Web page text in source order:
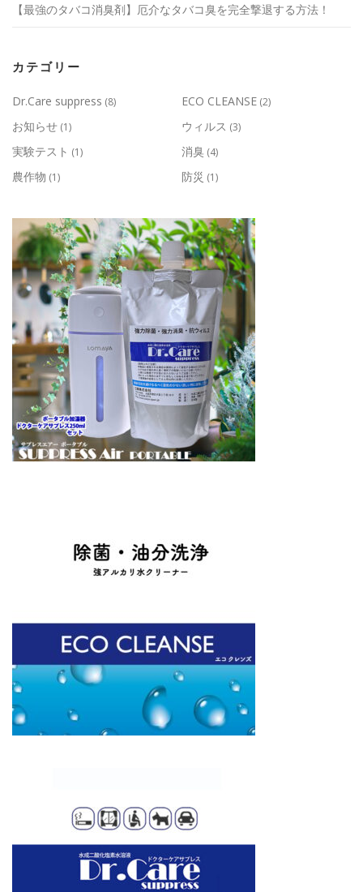
【最強のタバコ消臭剤】厄介なタバコ臭を完全撃退する方法！
カテゴリー
Dr.Care suppress (8) ECO CLEANSE (2)
お知らせ (1) ウィルス (3)
実験テスト (1) 消臭 (4)
農作物 (1) 防災 (1)